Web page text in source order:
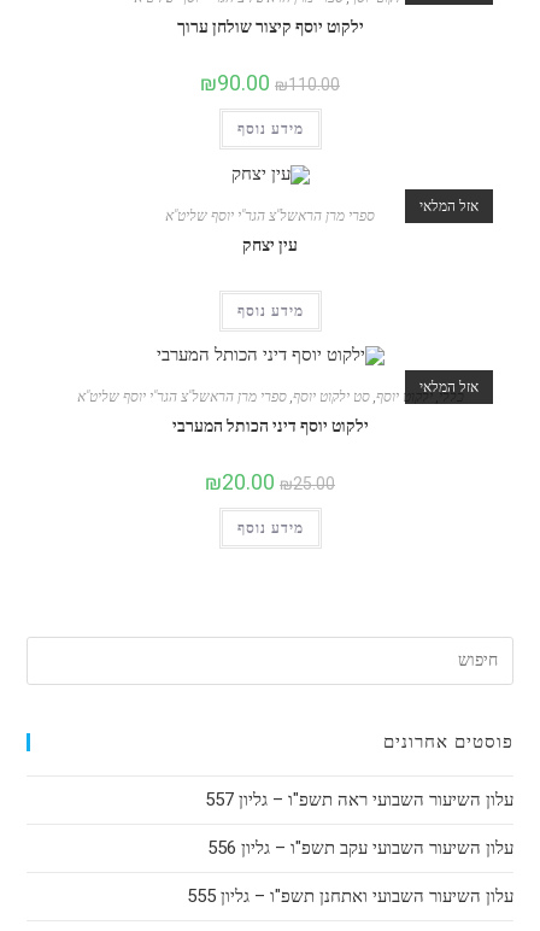
ילקוט יוסף קיצור שולחן ערוך
₪110.00
₪90.00
מידע נוסף
אזל המלאי
ספרי מרן הראשל"צ הגר"י יוסף שליט"א
עין יצחק
מידע נוסף
אזל המלאי
כללי ,ילקוט יוסף,סט ילקוט יוסף,ספרי מרן הראשל"צ הגר"י יוסף שליט"א
ילקוט יוסף דיני הכותל המערבי
₪25.00
₪20.00
מידע נוסף
פוסטים אחרונים
עלון השיעור השבועי ראה תשפ"ו – גליון 557
עלון השיעור השבועי עקב תשפ"ו – גליון 556
עלון השיעור השבועי ואתחנן תשפ"ו – גליון 555